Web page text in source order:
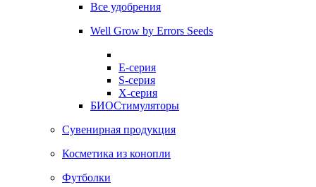
Все удобрения
Well Grow by Errors Seeds
E-серия
S-серия
X-серия
БИОСтимуляторы
Сувенирная продукция
Косметика из конопли
Футболки